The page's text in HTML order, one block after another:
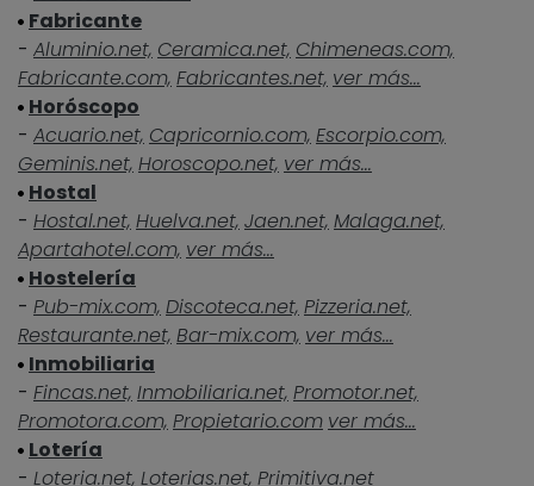
Fabricante
- Aluminio.net, Ceramica.net, Chimeneas.com,
Fabricante.com, Fabricantes.net, ver más...
Horóscopo
- Acuario.net, Capricornio.com, Escorpio.com,
Geminis.net, Horoscopo.net, ver más...
Hostal
- Hostal.net, Huelva.net, Jaen.net, Malaga.net,
Apartahotel.com, ver más...
Hostelería
- Pub-mix.com, Discoteca.net, Pizzeria.net,
Restaurante.net, Bar-mix.com, ver más...
Inmobiliaria
- Fincas.net, Inmobiliaria.net, Promotor.net,
Promotora.com, Propietario.com ver más...
Lotería
- Loteria.net, Loterias.net, Primitiva.net